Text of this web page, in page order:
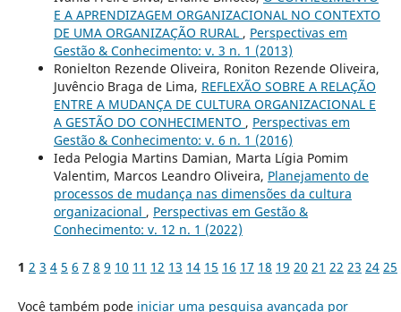
E A APRENDIZAGEM ORGANIZACIONAL NO CONTEXTO
DE UMA ORGANIZAÇÃO RURAL , Perspectivas em
Gestão & Conhecimento: v. 3 n. 1 (2013)
Ronielton Rezende Oliveira, Roniton Rezende Oliveira,
Juvêncio Braga de Lima, REFLEXÃO SOBRE A RELAÇÃO
ENTRE A MUDANÇA DE CULTURA ORGANIZACIONAL E
A GESTÃO DO CONHECIMENTO , Perspectivas em
Gestão & Conhecimento: v. 6 n. 1 (2016)
Ieda Pelogia Martins Damian, Marta Lígia Pomim
Valentim, Marcos Leandro Oliveira, Planejamento de
processos de mudança nas dimensões da cultura
organizacional , Perspectivas em Gestão &
Conhecimento: v. 12 n. 1 (2022)
1 2 3 4 5 6 7 8 9 10 11 12 13 14 15 16 17 18 19 20 21 22 23 24 25
Você também pode iniciar uma pesquisa avançada por